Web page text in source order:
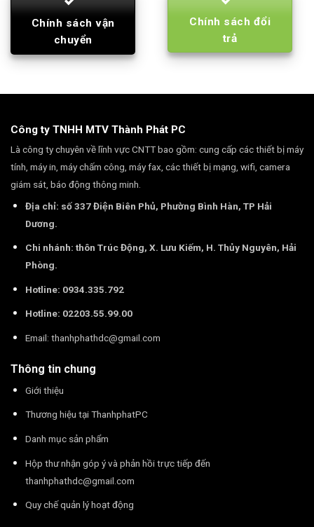
Chính sách vận
chuyển
Chính sách đổi
trả
Công ty TNHH MTV Thành Phát PC
Là công ty chuyên về lĩnh vực CNTT bao gồm: cung cấp các thiết bị máy
tính, máy in, máy chấm công, máy fax, các thiết bị mạng, wifi, camera
giám sát, báo động thông minh.
Địa chỉ: số 337 Điện Biên Phủ, Phường Bình Hàn, TP Hải
Dương.
Chi nhánh: thôn Trúc Động, X. Lưu Kiếm, H. Thủy Nguyên, Hải
Phòng.
Hotline: 0934.335.792
Hotline: 02203.55.99.00
Email: thanhphathdc@gmail.com
Thông tin chung
Giới thiệu
Thương hiệu tại ThanhphatPC
Danh mục sản phẩm
Hộp thư nhận góp ý và phản hồi trực tiếp đến
thanhphathdc@gmail.com
Quy chế quản lý hoạt động